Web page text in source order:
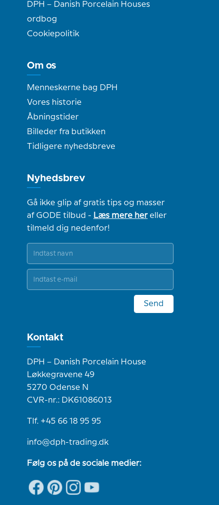
DPH – Danish Porcelain Houses
ordbog
Cookiepolitik
Om os
Menneskerne bag DPH
Vores historie
Åbningstider
Billeder fra butikken
Tidligere nyhedsbreve
Nyhedsbrev
Gå ikke glip af gratis tips og masser
af GODE tilbud - Læs mere hereller
tilmeld dig nedenfor!
Send
Kontakt
DPH – Danish Porcelain House
Løkkegravene 49
5270 Odense N
CVR-nr.: DK61086013
Tlf. +45 66 18 95 95
info@dph-trading.dk
Følg os på de sociale medier: